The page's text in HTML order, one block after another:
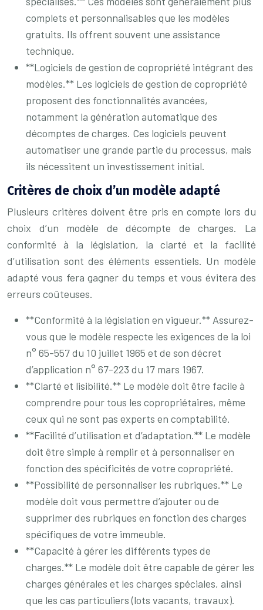
complets et personnalisables que les modèles
gratuits. Ils offrent souvent une assistance
technique.
**Logiciels de gestion de copropriété intégrant des
modèles.** Les logiciels de gestion de copropriété
proposent des fonctionnalités avancées,
notamment la génération automatique des
décomptes de charges. Ces logiciels peuvent
automatiser une grande partie du processus, mais
ils nécessitent un investissement initial.
Critères de choix d’un modèle adapté
Plusieurs critères doivent être pris en compte lors du
choix d’un modèle de décompte de charges. La
conformité à la législation, la clarté et la facilité
d’utilisation sont des éléments essentiels. Un modèle
adapté vous fera gagner du temps et vous évitera des
erreurs coûteuses.
**Conformité à la législation en vigueur.** Assurez-
vous que le modèle respecte les exigences de la loi
n° 65-557 du 10 juillet 1965 et de son décret
d’application n° 67-223 du 17 mars 1967.
**Clarté et lisibilité.** Le modèle doit être facile à
comprendre pour tous les copropriétaires, même
ceux qui ne sont pas experts en comptabilité.
**Facilité d’utilisation et d’adaptation.** Le modèle
doit être simple à remplir et à personnaliser en
fonction des spécificités de votre copropriété.
**Possibilité de personnaliser les rubriques.** Le
modèle doit vous permettre d’ajouter ou de
supprimer des rubriques en fonction des charges
spécifiques de votre immeuble.
**Capacité à gérer les différents types de
charges.** Le modèle doit être capable de gérer les
charges générales et les charges spéciales, ainsi
que les cas particuliers (lots vacants, travaux).